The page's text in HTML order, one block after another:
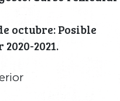
octubre: Posible
2021.